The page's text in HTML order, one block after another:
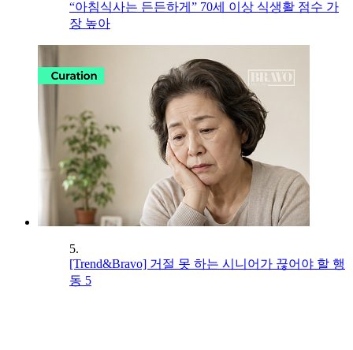
“아침식사는 든든하게” 70세 이상 식생활 점수 가
장 높아
5.
[Trend&Bravo] 거절 못 하는 시니어가 끊어야 할 행
동 5